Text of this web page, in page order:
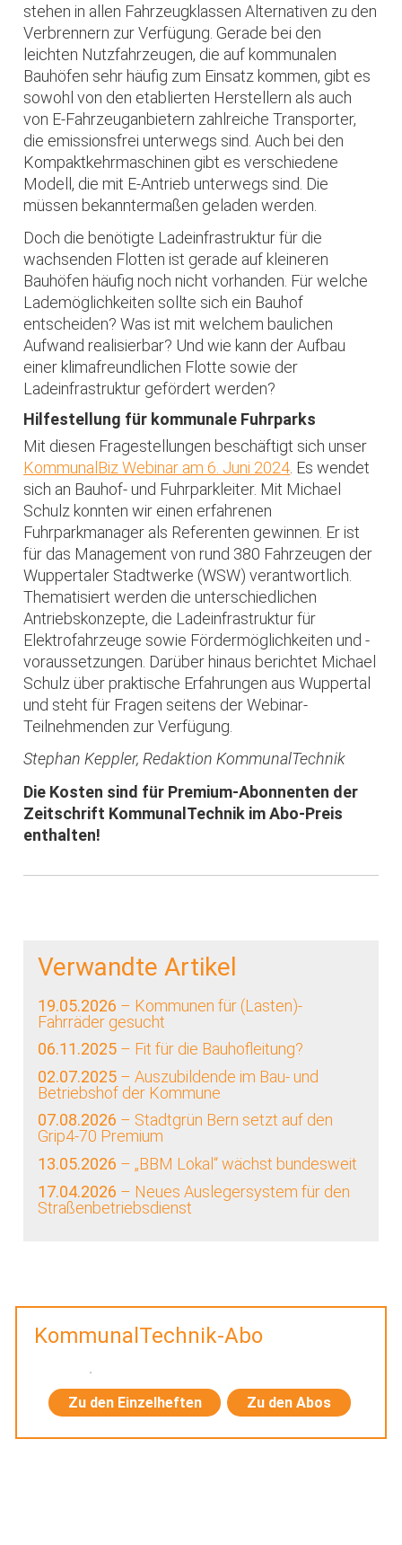
stehen in allen Fahrzeugklassen Alternativen zu den
Verbrennern zur Verfügung. Gerade bei den
leichten Nutzfahrzeugen, die auf kommunalen
Bauhöfen sehr häufig zum Einsatz kommen, gibt es
sowohl von den etablierten Herstellern als auch
von E-Fahrzeuganbietern zahlreiche Transporter,
die emissionsfrei unterwegs sind. Auch bei den
Kompaktkehrmaschinen gibt es verschiedene
Modell, die mit E-Antrieb unterwegs sind. Die
müssen bekanntermaßen geladen werden.
Doch die benötigte Ladeinfrastruktur für die
wachsenden Flotten ist gerade auf kleineren
Bauhöfen häufig noch nicht vorhanden. Für welche
Lademöglichkeiten sollte sich ein Bauhof
entscheiden? Was ist mit welchem baulichen
Aufwand realisierbar? Und wie kann der Aufbau
einer klimafreundlichen Flotte sowie der
Ladeinfrastruktur gefördert werden?
Hilfestellung für kommunale Fuhrparks
Mit diesen Fragestellungen beschäftigt sich unser
KommunalBiz Webinar am 6. Juni 2024 . Es wendet
sich an Bauhof- und Fuhrparkleiter. Mit Michael
Schulz konnten wir einen erfahrenen
Fuhrparkmanager als Referenten gewinnen. Er ist
für das Management von rund 380 Fahrzeugen der
Wuppertaler Stadtwerke (WSW) verantwortlich.
Thematisiert werden die unterschiedlichen
Antriebskonzepte, die Ladeinfrastruktur für
Elektrofahrzeuge sowie Fördermöglichkeiten und -
voraussetzungen. Darüber hinaus berichtet Michael
Schulz über praktische Erfahrungen aus Wuppertal
und steht für Fragen seitens der Webinar-
Teilnehmenden zur Verfügung.
Stephan Keppler, Redaktion KommunalTechnik
Die Kosten sind für Premium-Abonnenten der
Zeitschrift KommunalTechnik im Abo-Preis
enthalten!
Verwandte Artikel
19.05.2026 – Kommunen für (Lasten)-
Fahrräder gesucht
06.11.2025 – Fit für die Bauhofleitung?
02.07.2025 – Auszubildende im Bau- und
Betriebshof der Kommune
07.08.2026 – Stadtgrün Bern setzt auf den
Grip4-70 Premium
13.05.2026 – „BBM Lokal“ wächst bundesweit
17.04.2026 – Neues Auslegersystem für den
Straßenbetriebsdienst
KommunalTechnik-Abo
Zu den Einzelheften Zu den Abos